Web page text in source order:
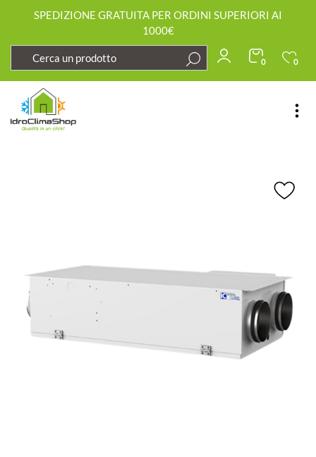
SPEDIZIONE GRATUITA PER ORDINI SUPERIORI AI
1000€
0 0